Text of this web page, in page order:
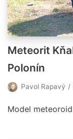
Meteorit
Polonín
Pavol Rapavý
Model